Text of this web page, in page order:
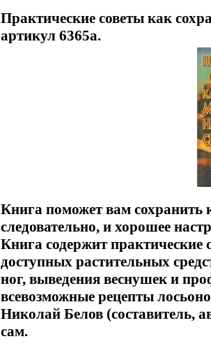
Практические советы как
артикул 6365a.
Книга поможет вам сохранить
следовательно, и хорошее
Книга содержит
доступных растительных
ног, выведения веснушек и
всевозможные рецепты
Николай Белов (составитель,
сам.